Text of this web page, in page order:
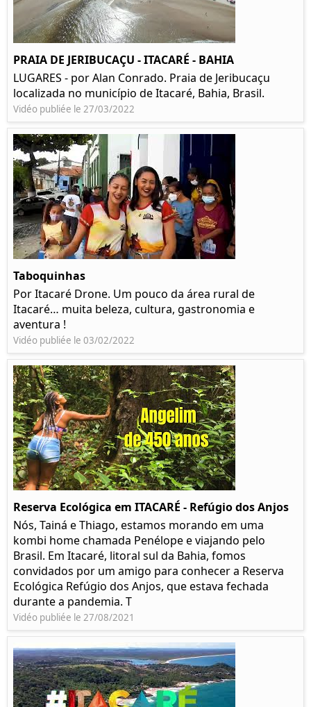
PRAIA DE JERIBUCAÇU - ITACARÉ - BAHIA
LUGARES - por Alan Conrado. Praia de Jeribucaçu
localizada no município de Itacaré, Bahia, Brasil.
Vidéo publiée le 27/03/2022
Taboquinhas
Por Itacaré Drone. Um pouco da área rural de
Itacaré… muita beleza, cultura, gastronomia e
aventura !
Vidéo publiée le 03/02/2022
Reserva Ecológica em ITACARÉ - Refúgio dos Anjos
Nós, Tainá e Thiago, estamos morando em uma
kombi home chamada Penélope e viajando pelo
Brasil. Em Itacaré, litoral sul da Bahia, fomos
convidados por um amigo para conhecer a Reserva
Ecológica Refúgio dos Anjos, que estava fechada
durante a pandemia. T
Vidéo publiée le 27/08/2021